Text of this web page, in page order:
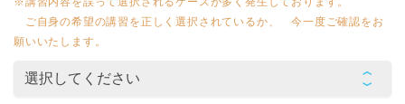
ご自身の希望の講習を正しく選択されているか、 今一度ご確認をお
願いいたします。